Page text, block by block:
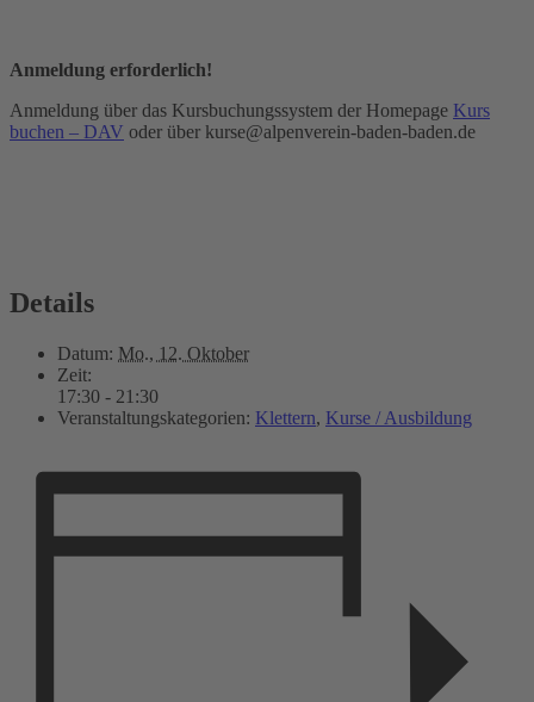
Anmeldung erforderlich!
Anmeldung über das Kursbuchungssystem der Homepage Kurs
buchen – DAV oder über kurse@alpenverein-baden-baden.de
Details
Datum: Mo., 12. Oktober
Zeit:
17:30 - 21:30
Veranstaltungskategorien: Klettern, Kurse / Ausbildung